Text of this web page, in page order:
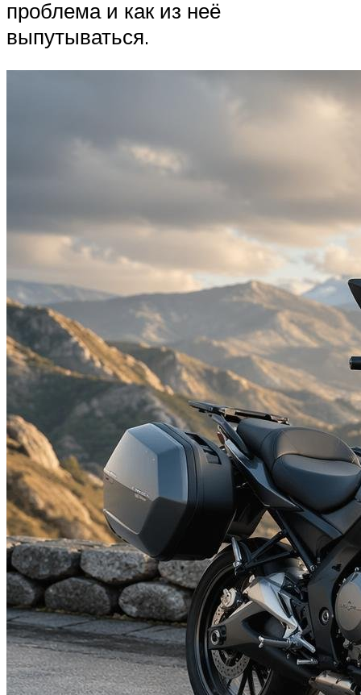
проблема и как из неё
выпутываться.